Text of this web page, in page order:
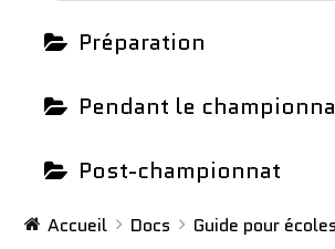
Préparation
Pendant le
Post-championnat
Accueil Docs
Guide pour